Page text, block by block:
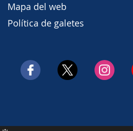
Mapa del web
Política de galetes